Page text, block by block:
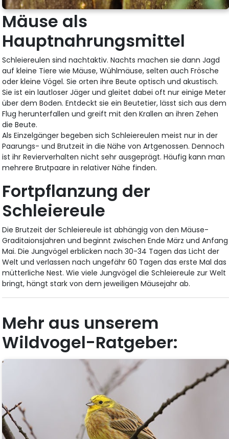
Mäuse als
Hauptnahrungsmittel
Schleiereulen sind nachtaktiv. Nachts machen sie dann Jagd
auf kleine Tiere wie Mäuse, Wühlmäuse, selten auch Frösche
oder kleine Vögel. Sie orten ihre Beute optisch und akustisch.
Sie ist ein lautloser Jäger und gleitet dabei oft nur einige Meter
über dem Boden. Entdeckt sie ein Beutetier, lässt sich aus dem
Flug herunterfallen und greift mit den Krallen an ihren Zehen
die Beute.
Als Einzelgänger begeben sich Schleiereulen meist nur in der
Paarungs- und Brutzeit in die Nähe von Artgenossen. Dennoch
ist ihr Revierverhalten nicht sehr ausgeprägt. Häufig kann man
mehrere Brutpaare in relativer Nähe finden.
Fortpflanzung der
Schleiereule
Die Brutzeit der Schleiereule ist abhängig von den Mäuse-
Graditaionsjahren und beginnt zwischen Ende März und Anfang
Mai. Die Jungvögel erblicken nach 30-34 Tagen das Licht der
Welt und verlassen nach ungefähr 60 Tagen das erste Mal das
mütterliche Nest. Wie viele Jungvögel die Schleiereule zur Welt
bringt, hängt stark von dem jeweiligen Mäusejahr ab.
Mehr aus unserem
Wildvogel-Ratgeber: